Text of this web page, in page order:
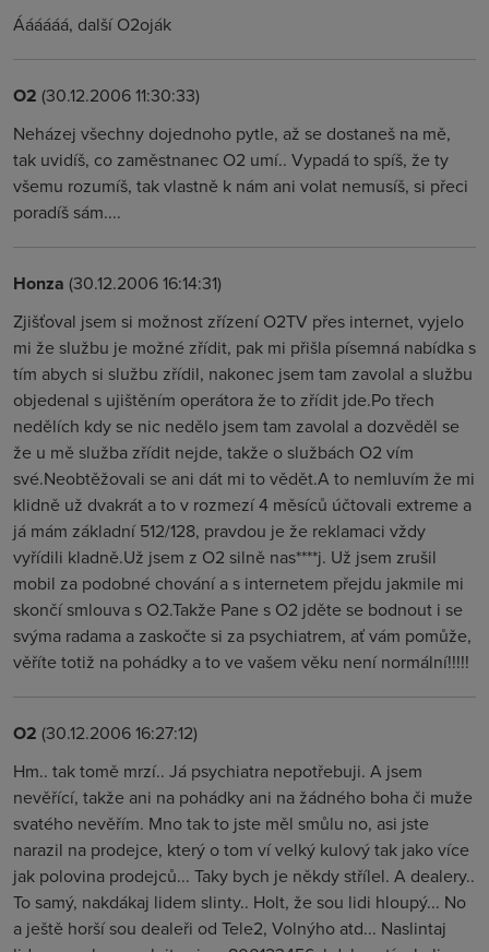
Áááááá, další O2oják
O2 (30.12.2006 11:30:33)
Neházej všechny dojednoho pytle, až se dostaneš na mě,
tak uvidíš, co zaměstnanec O2 umí.. Vypadá to spíš, že ty
všemu rozumíš, tak vlastně k nám ani volat nemusíš, si přeci
poradíš sám....
Honza (30.12.2006 16:14:31)
Zjišťoval jsem si možnost zřízení O2TV přes internet, vyjelo
mi že službu je možné zřídit, pak mi přišla písemná nabídka s
tím abych si službu zřídil, nakonec jsem tam zavolal a službu
objedenal s ujištěním operátora že to zřídit jde.Po třech
nedělích kdy se nic nedělo jsem tam zavolal a dozvěděl se
že u mě služba zřídit nejde, takže o službách O2 vím
své.Neobtěžovali se ani dát mi to vědět.A to nemluvím že mi
klidně už dvakrát a to v rozmezí 4 měsíců účtovali extreme a
já mám základní 512/128, pravdou je že reklamaci vždy
vyřídili kladně.Už jsem z O2 silně nas****j. Už jsem zrušil
mobil za podobné chování a s internetem přejdu jakmile mi
skončí smlouva s O2.Takže Pane s O2 jděte se bodnout i se
svýma radama a zaskočte si za psychiatrem, ať vám pomůže,
věříte totiž na pohádky a to ve vašem věku není normální!!!!!
O2 (30.12.2006 16:27:12)
Hm.. tak tomě mrzí.. Já psychiatra nepotřebuji. A jsem
nevěřící, takže ani na pohádky ani na žádného boha či muže
svatého nevěřím. Mno tak to jste měl smůlu no, asi jste
narazil na prodejce, který o tom ví velký kulový tak jako více
jak polovina prodejců... Taky bych je někdy střílel. A dealery..
To samý, nakdákaj lidem slinty.. Holt, že sou lidi hloupý... No
a ještě horší sou dealeři od Tele2, Volnýho atd... Naslintaj